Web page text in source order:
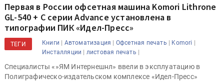
Первая в России офсетная машина Komori Lithrone
GL-540 + C серии Advance установлена в
типографии ПИК «Идел-Пресс»
ТЕГИ Книги | Автоматизация | Офсетная печать | Komori |
Инсталляции | листовая печать |
Специалисты «»ЯМ Интернешнл» ввели в эксплуатацию в
Полиграфическо-издательском комплексе «Идел-Пресс»